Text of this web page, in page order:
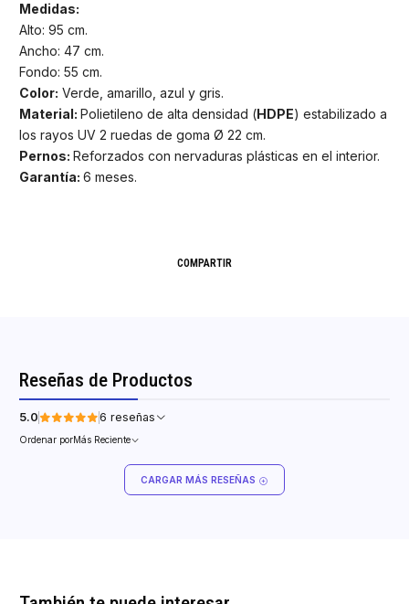
Medidas:
Alto: 95 cm.
Ancho: 47 cm.
Fondo: 55 cm.
Color: Verde, amarillo, azul y gris.
Material: Polietileno de alta densidad (HDPE) estabilizado a
los rayos UV 2 ruedas de goma Ø 22 cm.
Pernos: Reforzados con nervaduras plásticas en el interior.
Garantía: 6 meses.
COMPARTIR
Reseñas de Productos
5.0 6 reseñas
Ordenar porMás Reciente
CARGAR MÁS RESEÑAS